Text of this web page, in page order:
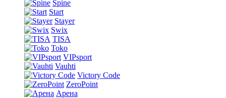
Spine
Start
Stayer
Swix
TISA
Toko
VIPsport
Vauhti
Victory Code
ZeroPoint
Арена